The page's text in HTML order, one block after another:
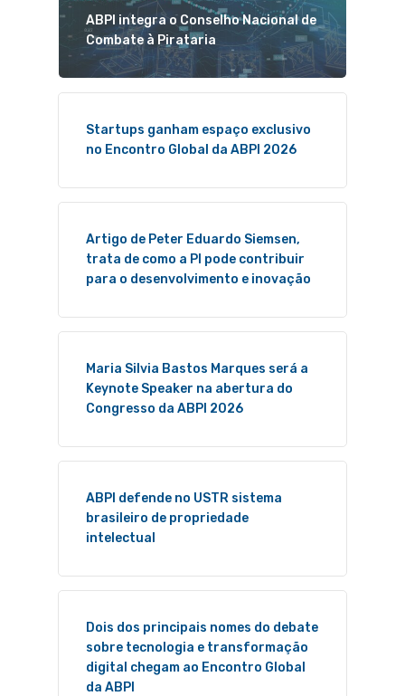
ABPI integra o Conselho Nacional de
Combate à Pirataria
Startups ganham espaço exclusivo
no Encontro Global da ABPI 2026
Artigo de Peter Eduardo Siemsen,
trata de como a PI pode contribuir
para o desenvolvimento e inovação
Maria Silvia Bastos Marques será a
Keynote Speaker na abertura do
Congresso da ABPI 2026
ABPI defende no USTR sistema
brasileiro de propriedade
intelectual
Dois dos principais nomes do debate
sobre tecnologia e transformação
digital chegam ao Encontro Global
da ABPI